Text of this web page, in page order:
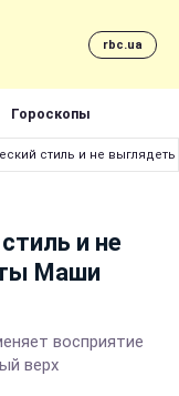
rbc.ua
Гороскопы
стиль и не
и не
Маши
восприятие
верх